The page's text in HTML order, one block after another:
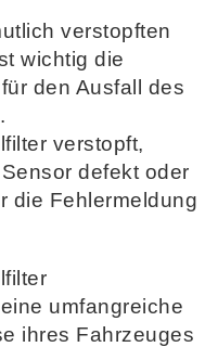
verstopften
wichtig die
den Ausfall des
verstopft,
defekt oder
die Fehlermeldung
umfangreiche
ihres Fahrzeuges